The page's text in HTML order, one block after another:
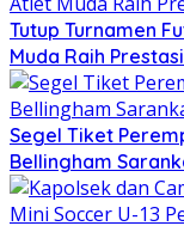
Tutup Turnamen
Muda Raih
Segel Tiket
Bellingham